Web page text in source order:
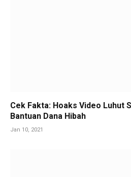
Cek Fakta: Hoaks Video Luhut
Bantuan Dana Hibah
Jan 10, 2021